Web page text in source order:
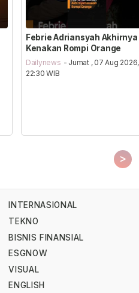
Febrie Adriansyah Akhirnya
Kenakan Rompi Orange
Dailynews - Jumat , 07 Aug 2026,
22:30 WIB
>
INTERNASIONAL
TEKNO
BISNIS FINANSIAL
ESGNOW
VISUAL
ENGLISH